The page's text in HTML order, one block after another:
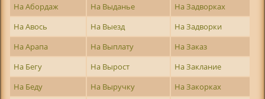
На Абордаж
На Выданье
На Задворках
На Авось
На Выезд
На Задворки
На Арапа
На Выплату
На Заказ
На Бегу
На Вырост
На Заклание
На Беду
На Выручку
На Закорках